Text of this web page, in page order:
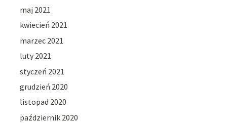
maj 2021
kwiecień 2021
marzec 2021
luty 2021
styczeń 2021
grudzień 2020
listopad 2020
październik 2020